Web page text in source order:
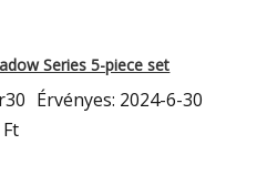
Series 5-piece set
Érvényes: 2024-6-30